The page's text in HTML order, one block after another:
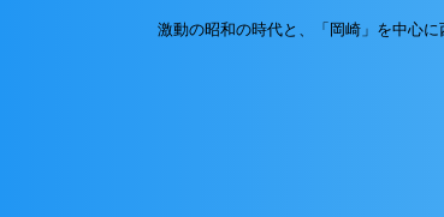
激動の昭和の時代と、「岡崎」を中心